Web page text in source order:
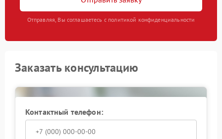
Отправляя, Вы соглашаетесь с политикой конфиденциальности
Заказать консультацию
Контактный телефон: